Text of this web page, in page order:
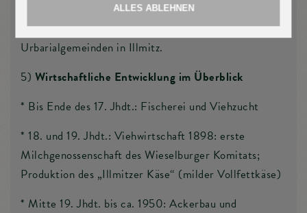
Bauern über, Hutweide und Wald blieben im
Gemeinschaftsbesitz: daraus entstanden die
Urbarialgemeinden in Illmitz.
5) Wirtschaftliche Entwicklung im Überblick
* Bis Ende des 17. Jhdt.: Fischerei und Viehzucht
* 18. und 19. Jhdt.: Viehwirtschaft 1898: erste
Milchgenossenschaft des Wieselburger Komitats;
Produktion des „Illmitzer Käse“ (milder Vollfettkäse)
* Mitte 19. Jhdt. bis ca. 1950: Ackerbau und